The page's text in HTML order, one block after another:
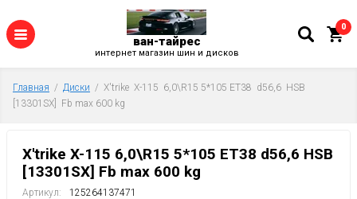
ван-тайрес
интернет магазин шин и дисков
0
Главная
  /
Диски
  /  X'trike  X-115  6,0\R15 5*105 ET38  d56,6  HSB
[13301SX]  Fb max 600 kg
X'trike X-115 6,0\R15 5*105 ET38 d56,6 HSB
[13301SX] Fb max 600 kg
Артикул: 125264137471